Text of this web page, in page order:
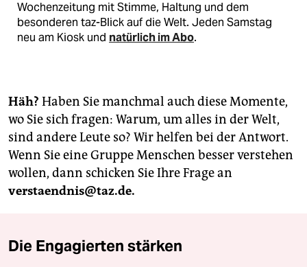
Wochenzeitung mit Stimme, Haltung und dem
besonderen taz-Blick auf die Welt. Jeden Samstag
neu am Kiosk und natürlich im Abo.
Häh? Haben Sie manchmal auch diese Momente,
wo Sie sich fragen: Warum, um alles in der Welt,
sind andere Leute so? Wir helfen bei der Antwort.
Wenn Sie eine Gruppe Menschen besser verstehen
wollen, dann schicken Sie Ihre Frage an
verstaendnis@taz.de.
Die Engagierten stärken